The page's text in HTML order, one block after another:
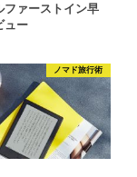
ファーストイン早
ュー
ノマド旅行術